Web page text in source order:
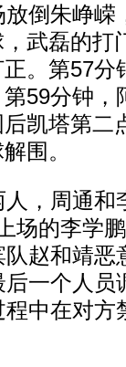
倒朱峥嵘
武磊的打
。第57分
59分钟，
凯塔第二
围。
，周通和
场的李学
赵和靖恶
一个人员
中在对方